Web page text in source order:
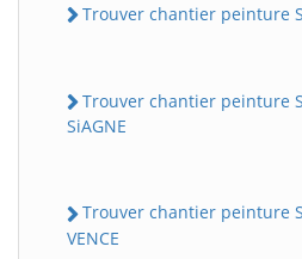
Trouver chantier peinture
Trouver chantier peinture
SiAGNE
Trouver chantier peinture
VENCE